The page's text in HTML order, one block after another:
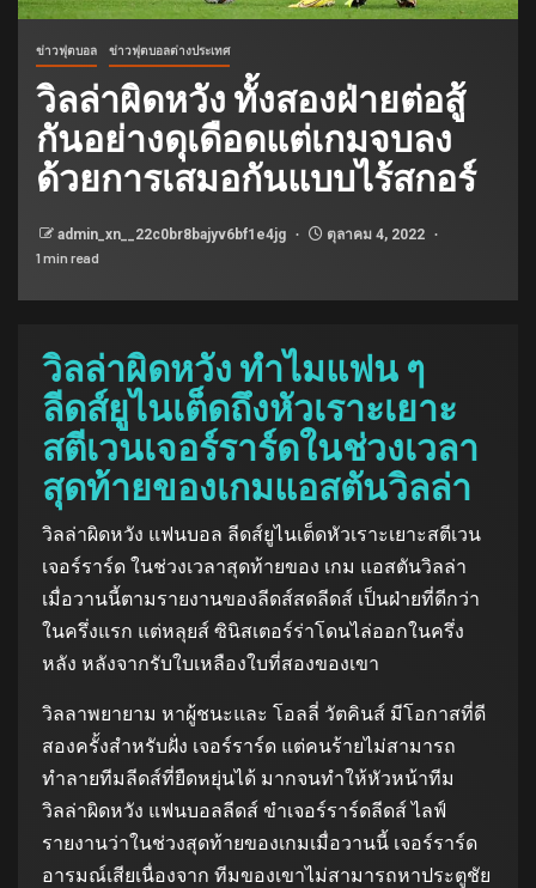
ข่าวฟุตบอล ข่าวฟุตบอลต่างประเทศ
วิลล่าผิดหวัง ทั้งสองฝ่ายต่อสู้
กันอย่างดุเดือดแต่เกมจบลง
ด้วยการเสมอกันแบบไร้สกอร์
admin_xn__22c0br8bajyv6bf1e4jg
ตุลาคม 4, 2022
1 min read
วิลล่าผิดหวัง ทำไมแฟน ๆ
ลีดส์ยูไนเต็ดถึงหัวเราะเยาะ
สตีเวนเจอร์ราร์ดในช่วงเวลา
สุดท้ายของเกมแอสตันวิลล่า
วิลล่าผิดหวัง แฟนบอล ลีดส์ยูไนเต็ดหัวเราะเยาะสตีเวน
เจอร์ราร์ด ในช่วงเวลาสุดท้ายของ เกม แอสตันวิลล่า
เมื่อวานนี้ตามรายงานของลีดส์สดลีดส์ เป็นฝ่ายที่ดีกว่า
ในครึ่งแรก แต่หลุยส์ ซินิสเตอร์ร่าโดนไล่ออกในครึ่ง
หลัง หลังจากรับใบเหลืองใบที่สองของเขา
วิลลาพยายาม หาผู้ชนะและ โอลลี่ วัตคินส์ มีโอกาสที่ดี
สองครั้งสำหรับฝั่ง เจอร์ราร์ด แต่คนร้ายไม่สามารถ
ทำลายทีมลีดส์ที่ยืดหยุ่นได้ มากจนทำให้หัวหน้าทีม
วิลล่าผิดหวัง แฟนบอลลีดส์ ขำเจอร์ราร์ดลีดส์ ไลฟ์
รายงานว่าในช่วงสุดท้ายของเกมเมื่อวานนี้ เจอร์ราร์ด
อารมณ์เสียเนื่องจาก ทีมของเขาไม่สามารถหาประตูชัย